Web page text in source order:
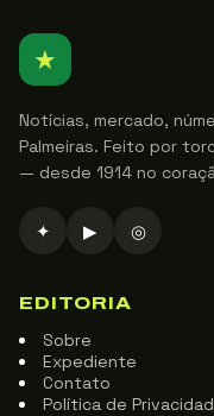
★
Notícias, mercado,
Palmeiras. Feito por
— desde 1914 no
✦ ▶ ◎
EDITORIA
Sobre
Expediente
Contato
Política de